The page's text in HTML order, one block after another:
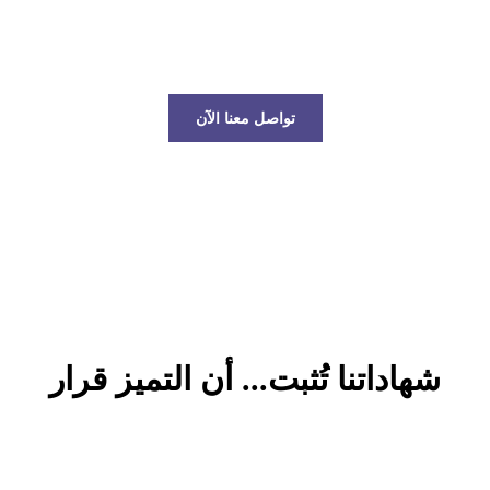
تواصل معنا الآن
شهاداتنا تُثبت... أن التميز قرار